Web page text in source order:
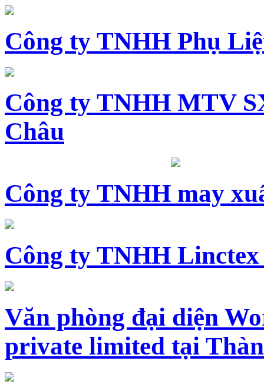
Công ty TNHH Phụ
Công ty TNHH MTV
Châu
Công ty TNHH may
Công ty TNHH Linctex
Văn phòng đại diện
private limited tại